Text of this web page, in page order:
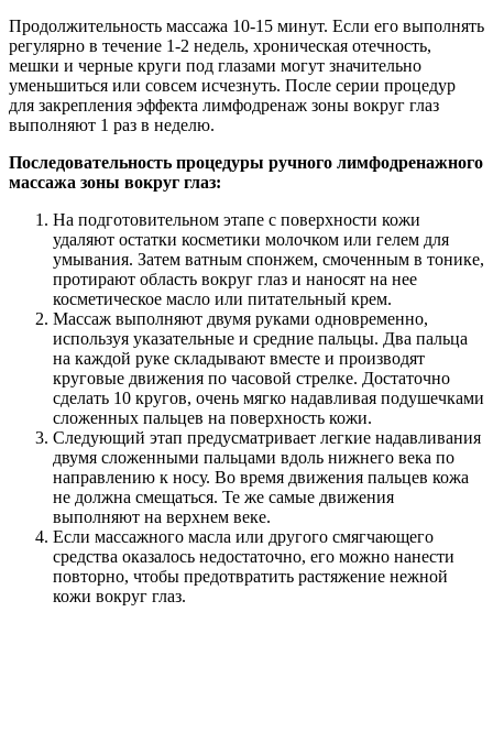
Продолжительность массажа 10-15 минут. Если его выполнять
регулярно в течение 1-2 недель, хроническая отечность,
мешки и черные круги под глазами могут значительно
уменьшиться или совсем исчезнуть. После серии процедур
для закрепления эффекта лимфодренаж зоны вокруг глаз
выполняют 1 раз в неделю.
Последовательность процедуры ручного лимфодренажного
массажа зоны вокруг глаз:
На подготовительном этапе с поверхности кожи
удаляют остатки косметики молочком или гелем для
умывания. Затем ватным спонжем, смоченным в тонике,
протирают область вокруг глаз и наносят на нее
косметическое масло или питательный крем.
Массаж выполняют двумя руками одновременно,
используя указательные и средние пальцы. Два пальца
на каждой руке складывают вместе и производят
круговые движения по часовой стрелке. Достаточно
сделать 10 кругов, очень мягко надавливая подушечками
сложенных пальцев на поверхность кожи.
Следующий этап предусматривает легкие надавливания
двумя сложенными пальцами вдоль нижнего века по
направлению к носу. Во время движения пальцев кожа
не должна смещаться. Те же самые движения
выполняют на верхнем веке.
Если массажного масла или другого смягчающего
средства оказалось недостаточно, его можно нанести
повторно, чтобы предотвратить растяжение нежной
кожи вокруг глаз.